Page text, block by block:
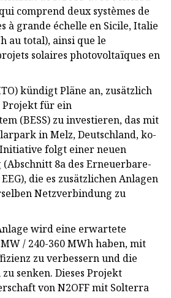
comprend deux systèmes de
à grande échelle en Sicile, Italie
au total), ainsi que le
solaires photovoltaïques en
kündigt Pläne an, zusätzlich
Projekt für ein
(BESS) zu investieren, das mit
in Melz, Deutschland, ko-
folgt einer neuen
(Abschnitt 8a des Erneuerbare-
die es zusätzlichen Anlagen
Netzverbindung zu
wird eine erwartete
/ 240-360 MWh haben, mit
zu verbessern und die
senken. Dieses Projekt
von N2OFF mit Solterra